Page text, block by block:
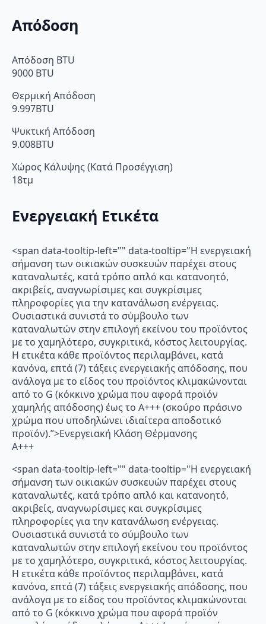
Απόδοση
Απόδοση BTU
9000 BTU
Θερμική Απόδοση
9.997BTU
Ψυκτική Απόδοση
9.008BTU
Χώρος Κάλυψης (Κατά Προσέγγιση)
18τμ
Ενεργειακή Ετικέτα
<span data-tooltip-left="" data-tooltip="Η ενεργειακή
σήμανση των οικιακών συσκευών παρέχει στους
καταναλωτές, κατά τρόπο απλό και κατανοητό,
ακριβείς, αναγνωρίσιμες και συγκρίσιμες
πληροφορίες για την κατανάλωση ενέργειας.
Ουσιαστικά συνιστά το σύμβουλο των
καταναλωτών στην επιλογή εκείνου του προϊόντος
με το χαμηλότερο, συγκριτικά, κόστος λειτουργίας.
Η ετικέτα κάθε προϊόντος περιλαμβάνει, κατά
κανόνα, επτά (7) τάξεις ενεργειακής απόδοσης, που
ανάλογα με το είδος του προϊόντος κλιμακώνονται
από το G (κόκκινο χρώμα που αφορά προϊόν
χαμηλής απόδοσης) έως το Α+++ (σκούρο πράσινο
χρώμα που υποδηλώνει ιδιαίτερα αποδοτικό
προϊόν).”>Ενεργειακή Κλάση Θέρμανσης
A+++
<span data-tooltip-left="" data-tooltip="Η ενεργειακή
σήμανση των οικιακών συσκευών παρέχει στους
καταναλωτές, κατά τρόπο απλό και κατανοητό,
ακριβείς, αναγνωρίσιμες και συγκρίσιμες
πληροφορίες για την κατανάλωση ενέργειας.
Ουσιαστικά συνιστά το σύμβουλο των
καταναλωτών στην επιλογή εκείνου του προϊόντος
με το χαμηλότερο, συγκριτικά, κόστος λειτουργίας.
Η ετικέτα κάθε προϊόντος περιλαμβάνει, κατά
κανόνα, επτά (7) τάξεις ενεργειακής απόδοσης, που
ανάλογα με το είδος του προϊόντος κλιμακώνονται
από το G (κόκκινο χρώμα που αφορά προϊόν